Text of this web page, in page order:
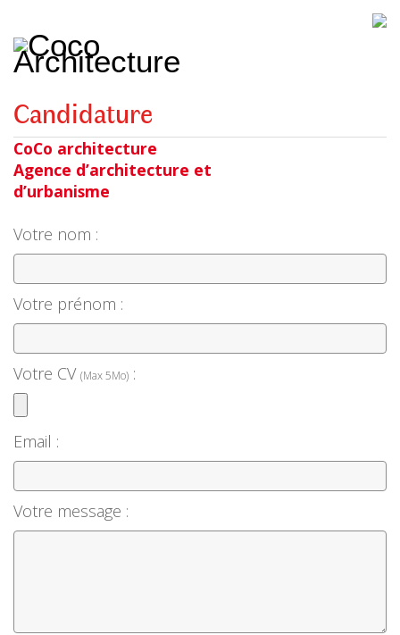
Architecture
architecture,
urbanisme,
etc.
Candidature
CoCo architecture
Agence d’architecture et
d’urbanisme
Votre nom :
Votre prénom :
Votre CV (Max 5Mo) :
Email :
Votre message :